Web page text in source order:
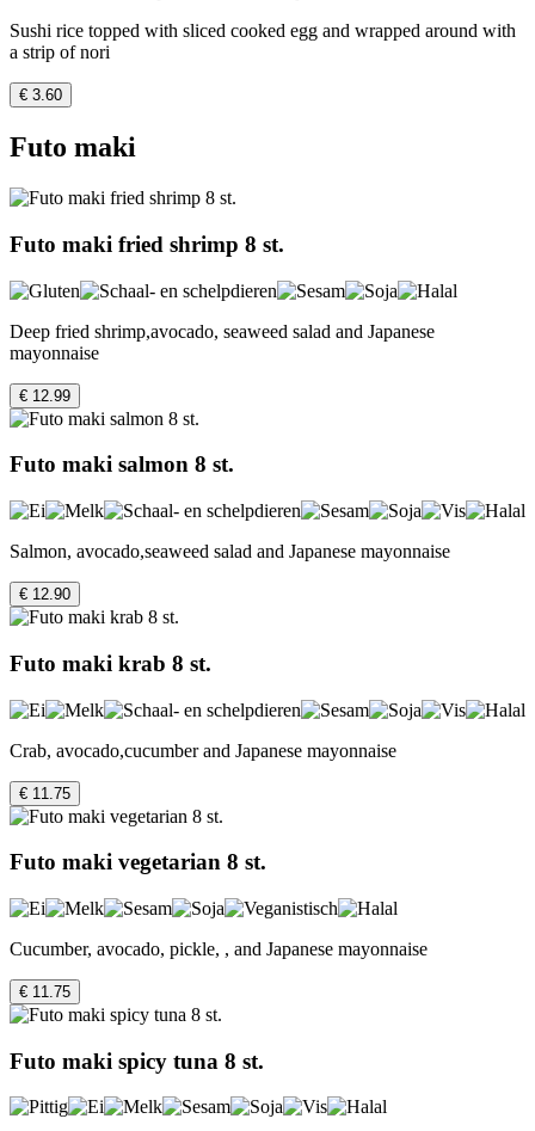
Sushi rice topped with sliced cooked egg and wrapped around with
a strip of nori
€ 3.60
Futo maki
Futo maki fried shrimp 8 st.
Deep fried shrimp,avocado, seaweed salad and Japanese
mayonnaise
€ 12.99
Futo maki salmon 8 st.
Salmon, avocado,seaweed salad and Japanese mayonnaise
€ 12.90
Futo maki krab 8 st.
Crab, avocado,cucumber and Japanese mayonnaise
€ 11.75
Futo maki vegetarian 8 st.
Cucumber, avocado, pickle, , and Japanese mayonnaise
€ 11.75
Futo maki spicy tuna 8 st.